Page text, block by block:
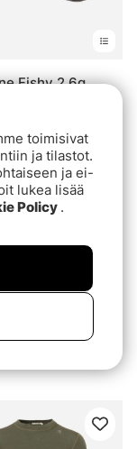
Fishy 2,6g
Tackle
toimisivat
ja tilastot.
ja ei-
lukea lisää
Policy .